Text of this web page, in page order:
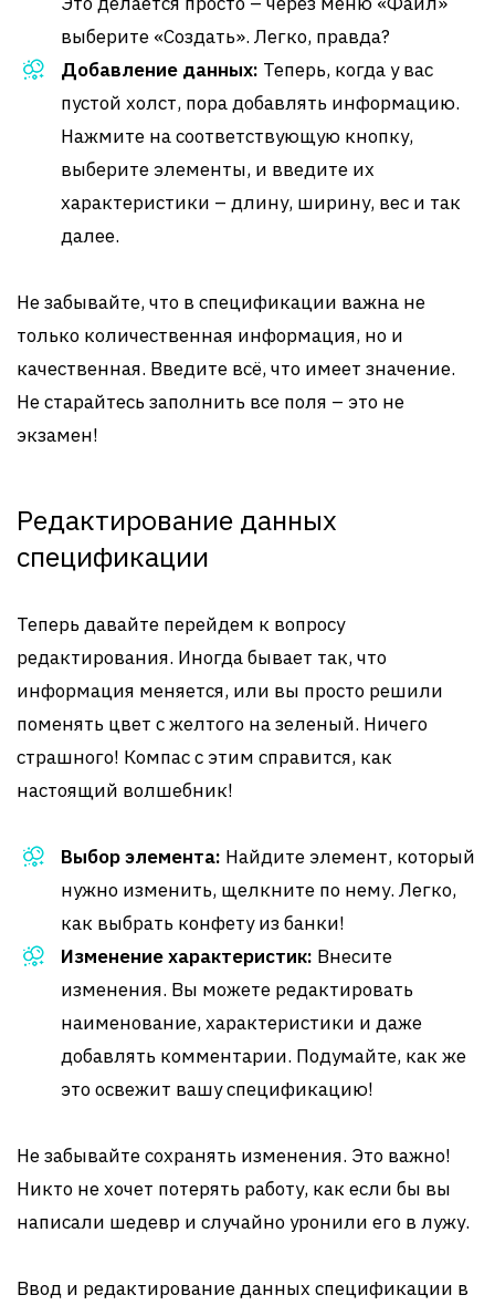
выберите «Создать». Легко, правда?
Добавление данных: Теперь, когда у вас
пустой холст, пора добавлять информацию.
Нажмите на соответствующую кнопку,
выберите элементы, и введите их
характеристики – длину, ширину, вес и так
далее.
Не забывайте, что в спецификации важна не
только количественная информация, но и
качественная. Введите всё, что имеет значение.
Не старайтесь заполнить все поля – это не
экзамен!
Редактирование данных
спецификации
Теперь давайте перейдем к вопросу
редактирования. Иногда бывает так, что
информация меняется, или вы просто решили
поменять цвет с желтого на зеленый. Ничего
страшного! Компас с этим справится, как
настоящий волшебник!
Выбор элемента: Найдите элемент, который
нужно изменить, щелкните по нему. Легко,
как выбрать конфету из банки!
Изменение характеристик: Внесите
изменения. Вы можете редактировать
наименование, характеристики и даже
добавлять комментарии. Подумайте, как же
это освежит вашу спецификацию!
Не забывайте сохранять изменения. Это важно!
Никто не хочет потерять работу, как если бы вы
написали шедевр и случайно уронили его в лужу.
Ввод и редактирование данных спецификации в